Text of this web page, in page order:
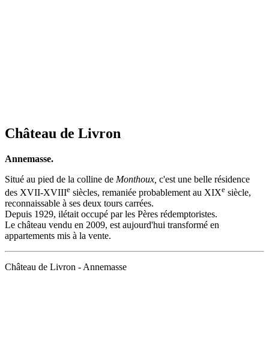
Château de Livron
Annemasse.
Situé au pied de la colline de Monthoux, c'est une belle résidence
des XVII-XVIIIe siècles, remaniée probablement au XIXe siècle,
reconnaissable à ses deux tours carrées.
Depuis 1929, ilétait occupé par les Pères rédemptoristes.
Le château vendu en 2009, est aujourd'hui transformé en
appartements mis à la vente.
Château de Livron - Annemasse